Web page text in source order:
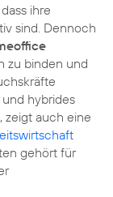
ihre
sind. Dennoch
zu binden und
hybrides
zeigt auch eine
gehört für